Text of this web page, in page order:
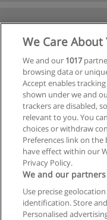
We Care About
We and our 1017
browsing data or
Accept enables
shown under we and
trackers are disabled,
relevant to you. You
choices or withdraw
Preferences link on
have effect within our
Privacy Policy.
We and our
Use precise
identification. Store
Personalised